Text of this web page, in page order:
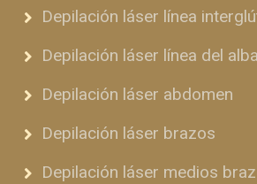
Depilación láser línea
Depilación láser línea del alba
Depilación láser abdomen
Depilación láser brazos
Depilación láser medios